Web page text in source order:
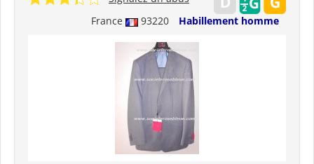
France 93220 Habillement homme